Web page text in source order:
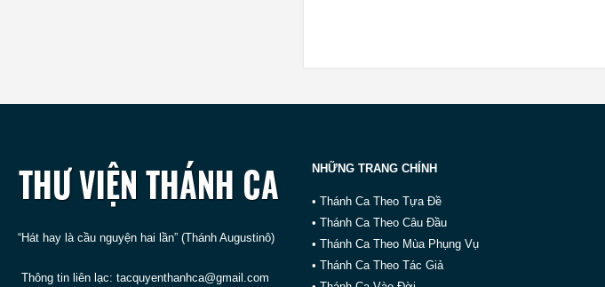
“Hát hay là cầu nguyện hai lần” (Thánh Augustinô)
Thông tin liên lạc: tacquyenthanhca@gmail.com
NHỮNG TRANG CHÍNH
• Thánh Ca Theo Tựa Đề
• Thánh Ca Theo Câu Đầu
• Thánh Ca Theo Mùa Phụng Vụ
• Thánh Ca Theo Tác Giả